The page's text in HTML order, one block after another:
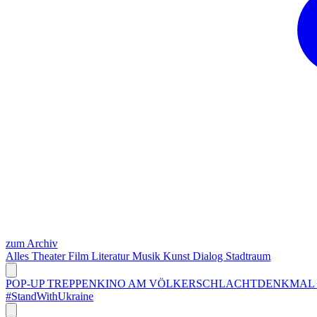
zum Archiv
Alles TheaterFilm LiteraturMusik Kunst Dialog Stadtraum
POP-UP TREPPENKINO AM VÖLKERSCHLACHTDENKMAL
#StandWithUkraine